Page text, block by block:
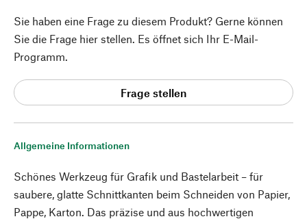
Allgemeine Informationen
Schönes Werkzeug für Grafik und Bastelarbeit – für
saubere, glatte Schnittkanten beim Schneiden von Papier,
Pappe, Karton. Das präzise und aus hochwertigen
Sie haben eine Frage zu diesem Produkt? Gerne können
Sie die Frage hier stellen. Es öffnet sich Ihr E-Mail-
Programm.
Frage stellen